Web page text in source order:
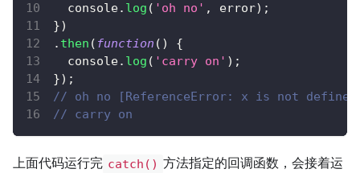
console. log ( 'oh no' , error) ;
})
. then ( function ( )
{
console. log ( 'carry on' ) ;
}) ;
// oh no [ReferenceError: x is not
// carry on
上面代码运行完 catch() 方法指定的回调函数，会接着运